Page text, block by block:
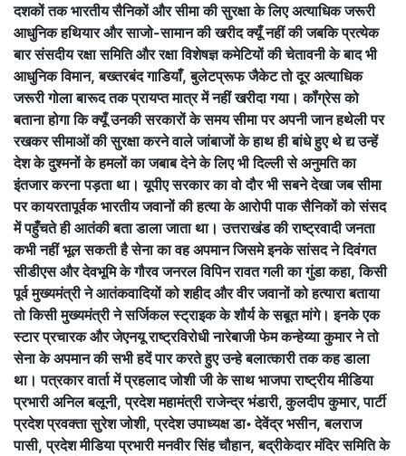
दशकों तक भारतीय सैनिकों और सीमा की सुरक्षा के लिए अत्याधिक जरूरी
आधुनिक हथियार और साजो-सामान की खरीद क्यूँ नहीं की जबकि प्रत्येक
बार संसदीय रक्षा समिति और रक्षा विशेषज्ञ कमेटियों की चेतावनी के बाद भी
आधुनिक विमान, बख्तरबंद गाडियाँ, बुलेटप्रूफ जैकेट तो दूर अत्याधिक
जरूरी गोला बारूद तक प्रायप्त मात्र में नहीं खरीदा गया। कॉंग्रेस को
बताना होगा कि क्यूँ उनकी सरकारों के समय सीमा पर अपनी जान हथेली पर
रखकर सीमाओं की सुरक्षा करने वाले जांबाजों के हाथ ही बांधे हुए थे द्य उन्हें
देश के दुश्मनों के हमलों का जबाब देने के लिए भी दिल्ली से अनुमति का
इंतजार करना पड़ता था। यूपीए सरकार का वो दौर भी सबने देखा जब सीमा
पर कायरतापूर्वक भारतीय जवानों की हत्या के आरोपी पाक सैनिकों को संसद
में पहुँचते ही आतंकी बता डाला जाता था। उत्तराखंड की राष्ट्रवादी जनता
कभी नहीं भूल सकती है सेना का वह अपमान जिसमे इनके सांसद ने दिवंगत
सीडीएस और देवभूमि के गौरव जनरल विपिन रावत गली का गुंडा कहा, किसी
पूर्व मुख्यमंत्री ने आतंकवादियों को शहीद और वीर जवानों को हत्यारा बताया
तो किसी मुख्यमंत्री ने सर्जिकल स्ट्राइक के शौर्य के सबूत मांगे। इनके एक
स्टार प्रचारक और जेएनयू राष्ट्रविरोधी नारेबाजी फेम कन्हेय्या कुमार ने तो
सेना के अपमान की सभी हदें पार करते हुए उन्हे बलात्कारी तक कह डाला
था। पत्रकार वार्ता में प्रहलाद जोशी जी के साथ भाजपा राष्ट्रीय मीडिया
प्रभारी अनिल बलूनी, प्रदेश महामंत्री राजेन्द्र भंडारी, कुलदीप कुमार, पार्टी
प्रदेश प्रवक्ता सुरेश जोशी, प्रदेश उपाध्यक्ष डा॰ देवेंद्र भसीन, बलराज
पासी, प्रदेश मीडिया प्रभारी मनवीर सिंह चौहान, बद्रीकेदार मंदिर समिति के